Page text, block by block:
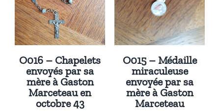
O016 – Chapelets
envoyés par sa
mère à Gaston
Marceteau en
octobre 43
O015 – Médaille
miraculeuse
envoyée par sa
mère à Gaston
Marceteau